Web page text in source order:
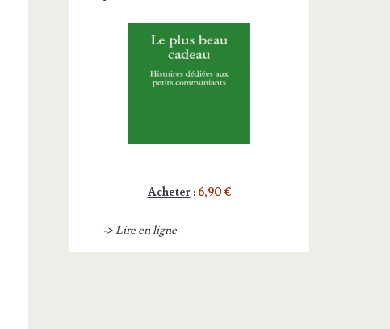
Acheter: 6,90 €
->Lire en ligne